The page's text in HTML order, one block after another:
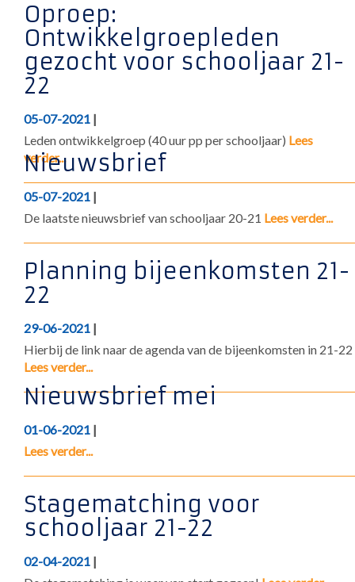
Oproep:
Ontwikkelgroepleden
gezocht voor schooljaar 21-
22
05-07-2021 |
Leden ontwikkelgroep (40 uur pp per schooljaar) Lees
verder...
Nieuwsbrief
05-07-2021 |
De laatste nieuwsbrief van schooljaar 20-21 Lees verder...
Planning bijeenkomsten 21-
22
29-06-2021 |
Hierbij de link naar de agenda van de bijeenkomsten in 21-22
Lees verder...
Nieuwsbrief mei
01-06-2021 |
Lees verder...
Stagematching voor
schooljaar 21-22
02-04-2021 |